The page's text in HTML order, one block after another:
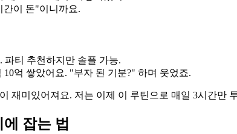
간이 돈"이니까요.
파티 추천하지만 솔플 가능.
억 쌓았어요. "부자 된 기분?" 하며 웃었죠.
재미있어져요. 저는 이제 이 루틴으로 매일 3시간만
잡는 법